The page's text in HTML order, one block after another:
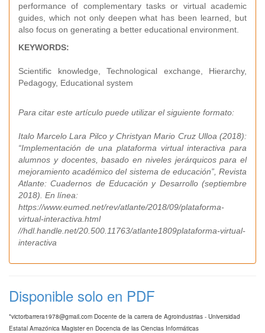
performance of complementary tasks or virtual academic
guides, which not only deepen what has been learned, but
also focus on generating a better educational environment.
KEYWORDS:
Scientific knowledge, Technological exchange, Hierarchy,
Pedagogy, Educational system
Para citar este artículo puede utilizar el siguiente formato:
Italo Marcelo Lara Pilco y Christyan Mario Cruz Ulloa (2018):
“Implementación de una plataforma virtual interactiva para
alumnos y docentes, basado en niveles jerárquicos para el
mejoramiento académico del sistema de educación”, Revista
Atlante: Cuadernos de Educación y Desarrollo (septiembre
2018). En línea:
https://www.eumed.net/rev/atlante/2018/09/plataforma-
virtual-interactiva.html
//hdl.handle.net/20.500.11763/atlante1809plataforma-virtual-
interactiva
Disponible solo en PDF
*victorbarrera1978@gmail.com Docente de la carrera de Agroindustrias - Universidad
Estatal Amazónica Magister en Docencia de las Ciencias Informáticas